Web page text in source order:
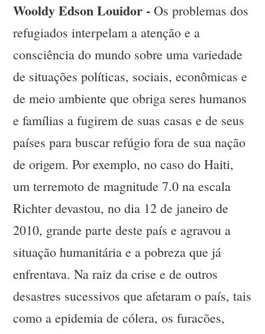
Wooldy Edson Louidor -Os problemas dos
refugiados interpelam a atenção e a
consciência do mundo sobre uma variedade
de situações políticas, sociais, econômicas e
de meio ambiente que obriga seres humanos
e famílias a fugirem de suas casas e de seus
países para buscar refúgio fora de sua nação
de origem. Por exemplo, no caso do Haiti,
um terremoto de magnitude 7.0 na escala
Richter devastou, no dia 12 de janeiro de
2010, grande parte deste país e agravou a
situação humanitária e a pobreza que já
enfrentava. Na raiz da crise e de outros
desastres sucessivos que afetaram o país, tais
como a epidemia de cólera, os furacões,